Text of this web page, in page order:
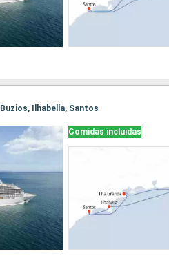
Ilhabella, Santos
Comidas incluidas